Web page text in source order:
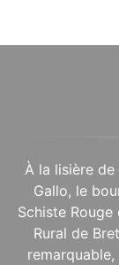
À la lisière de
Gallo, le
Schiste
Rural de